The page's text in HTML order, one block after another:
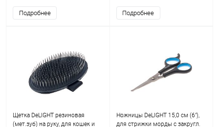
Подробнее Подробнее
Щетка DeLIGHT резиновая
(мет.зуб) на руку, для кошек и
Ножницы DeLIGHT 15,0 см (6"),
для стрижки морды с закругл.